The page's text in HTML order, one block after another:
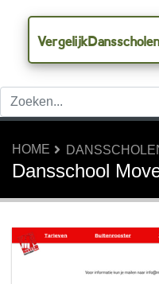
HOME
Dansschool